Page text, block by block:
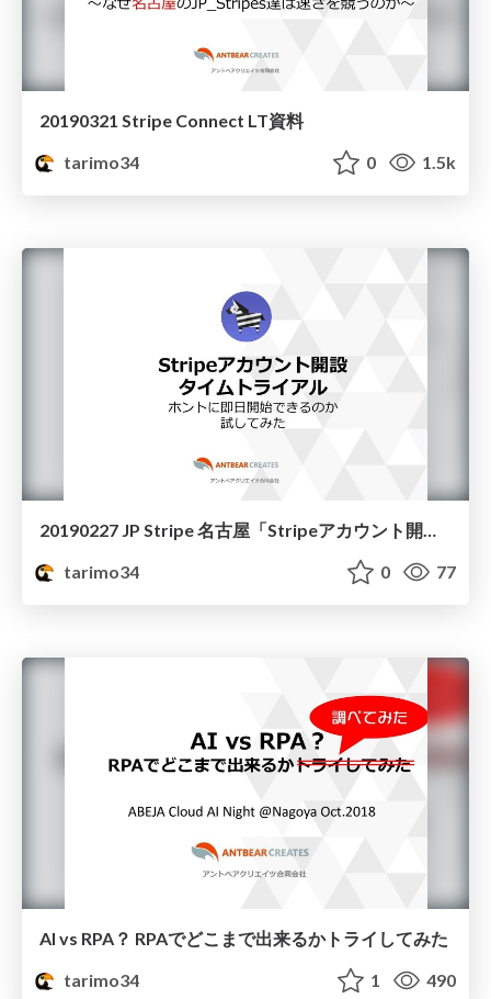
20190321 Stripe Connect LT資料
tarimo34
0 1.5k
tarimo34
0 77
AI vs RPA？ RPAでどこまで出来るかトライしてみた
tarimo34
1 490